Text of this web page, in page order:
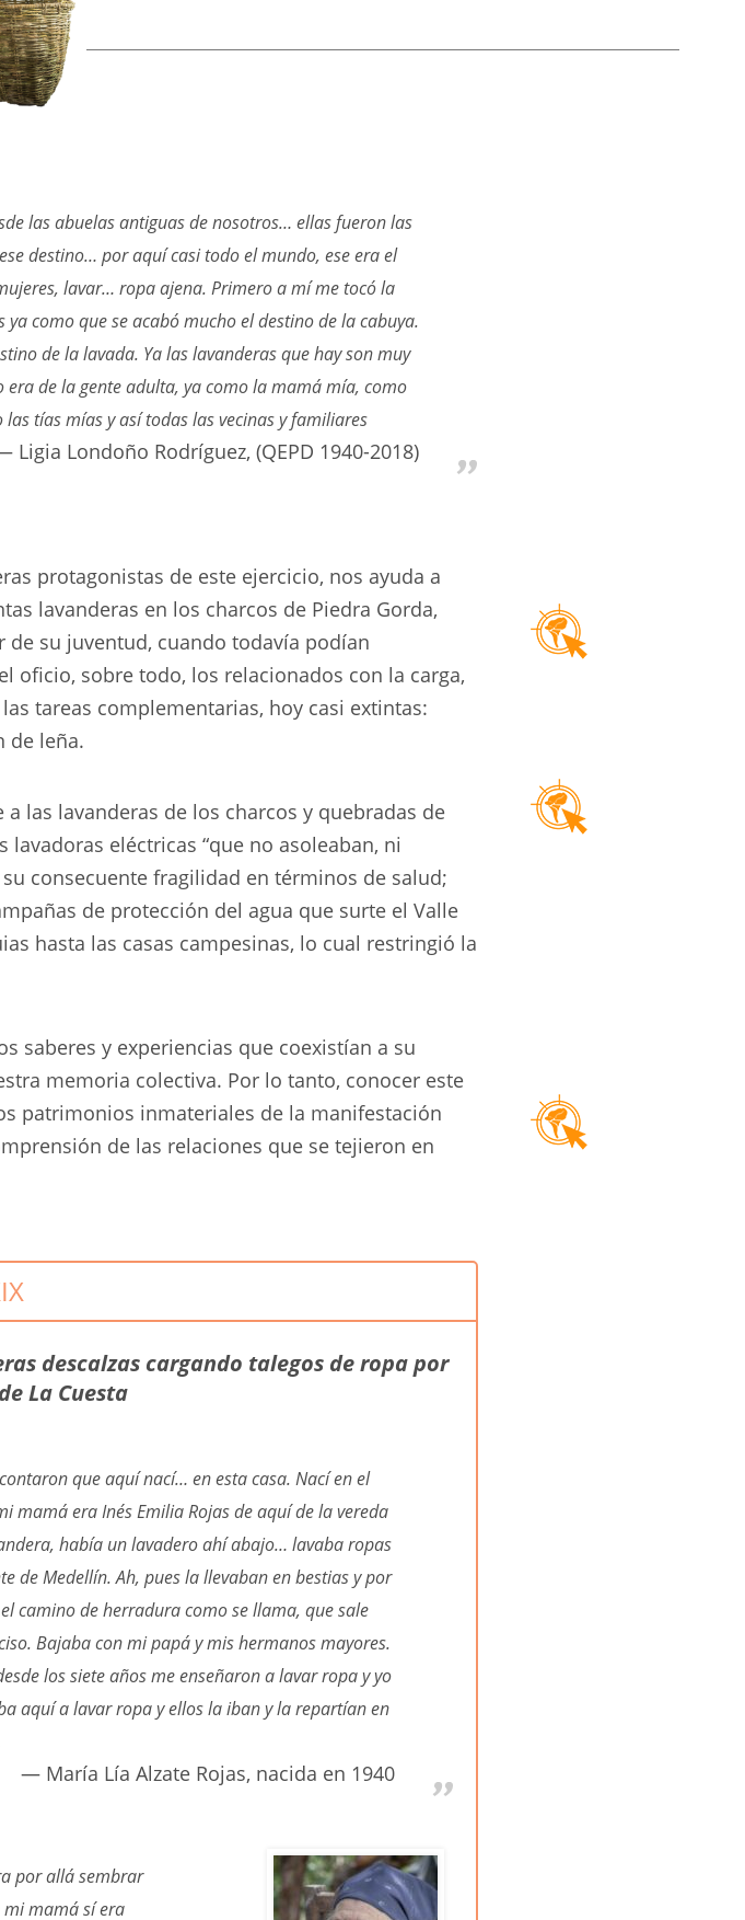
las abuelas antiguas de nosotros… ellas fueron las
destino… por aquí casi todo el mundo, ese era el
lavar… ropa ajena. Primero a mí me tocó la
ya como que se acabó mucho el destino de la cabuya.
de la lavada. Ya las lavanderas que hay son muy
era de la gente adulta, ya como la mamá mía, como
tías mías y así todas las vecinas y familiares
Ligia Londoño Rodríguez, (QEPD 1940-2018)
protagonistas de este ejercicio, nos ayuda a
lavanderas en los charcos de Piedra Gorda,
de su juventud, cuando todavía podían
oficio, sobre todo, los relacionados con la carga,
tareas complementarias, hoy casi extintas:
de leña.
las lavanderas de los charcos y quebradas de
eléctricas “que no asoleaban, ni
consecuente fragilidad en términos de salud;
de protección del agua que surte el Valle
hasta las casas campesinas, lo cual restringió la
saberes y experiencias que coexistían a su
memoria colectiva. Por lo tanto, conocer este
patrimonios inmateriales de la manifestación
de las relaciones que se tejieron en
descalzas cargando talegos de ropa por
La Cuesta
que aquí nací… en esta casa. Nací en el
mamá era Inés Emilia Rojas de aquí de la vereda
había un lavadero ahí abajo… lavaba ropas
de Medellín. Ah, pues la llevaban en bestias y por
camino de herradura como se llama, que sale
Bajaba con mi papá y mis hermanos mayores.
los siete años me enseñaron a lavar ropa y yo
aquí a lavar ropa y ellos la iban y la repartían en
María Lía Alzate Rojas, nacida en 1940
por allá sembrar
mi mamá sí era